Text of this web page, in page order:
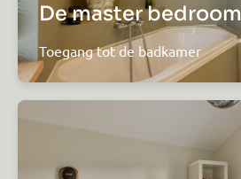
De master bedroom
Toegang tot de badkamer